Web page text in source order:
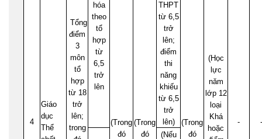
4
Giáo
dục
Thể
Tổng
điểm
3
môn
tổ
hợp
từ 18
trở
lên;
trong
- -
hóa
theo
tổ
hợp
từ
6,5
trở
lên
(Trong
đó
(Trong
đó
THPT
từ 6,5
trở
lên;
điểm
thi
năng
khiếu
từ 6,5
trở
lên)
(Trong
đó
(Học
lực
năm
lớp 12
loại
Khá
hoặc
(Nếu